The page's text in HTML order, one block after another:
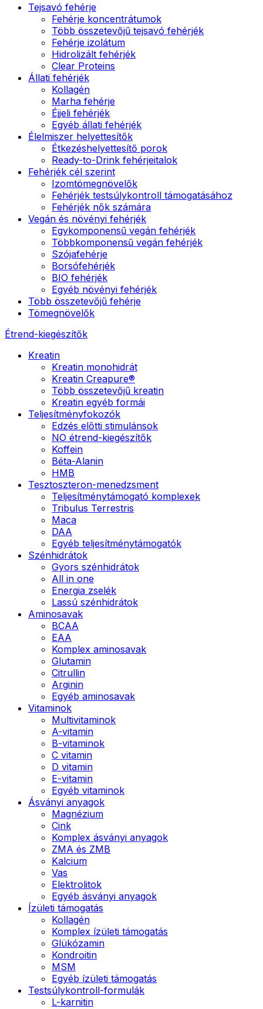
Tejsavó fehérje
Fehérje koncentrátumok
Több összetevőjű tejsavó fehérjék
Fehérje izolátum
Hidrolizált fehérjék
Clear Proteins
Állati fehérjék
Kollagén
Marha fehérje
Éjjeli fehérjék
Egyéb állati fehérjék
Élelmiszer helyettesítők
Étkezéshelyettesítő porok
Ready-to-Drink fehérjeitalok
Fehérjék cél szerint
Izomtömegnövelők
Fehérjék testsúlykontroll támogatásához
Fehérjék nők számára
Vegán és növényi fehérjék
Egykomponensű vegán fehérjék
Többkomponensű vegán fehérjék
Szójafehérje
Borsófehérjék
BIO fehérjék
Egyéb növényi fehérjék
Több összetevőjű fehérje
Tömegnövelők
Étrend-kiegészítők
Kreatin
Kreatin monohidrát
Kreatin Creapure®
Több összetevőjű kreatin
Kreatin egyéb formái
Teljesítményfokozók
Edzés előtti stimulánsok
NO étrend-kiegészítők
Koffein
Béta-Alanin
HMB
Tesztoszteron-menedzsment
Teljesítménytámogató komplexek
Tribulus Terrestris
Maca
DAA
Egyéb teljesítménytámogatók
Szénhidrátok
Gyors szénhidrátok
All in one
Energia zselék
Lassú szénhidrátok
Aminosavak
BCAA
EAA
Komplex aminosavak
Glutamin
Citrullin
Arginin
Egyéb aminosavak
Vitaminok
Multivitaminok
A-vitamin
B-vitaminok
C vitamin
D vitamin
E-vitamin
Egyéb vitaminok
Ásványi anyagok
Magnézium
Cink
Komplex ásványi anyagok
ZMA és ZMB
Kalcium
Vas
Elektrolitok
Egyéb ásványi anyagok
Ízületi támogatás
Kollagén
Komplex ízületi támogatás
Glükózamin
Kondroitin
MSM
Egyéb ízületi támogatás
Testsúlykontroll-formulák
L-karnitin